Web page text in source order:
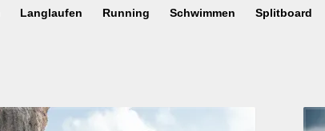
Langlaufen Running Schwimmen Splitboard